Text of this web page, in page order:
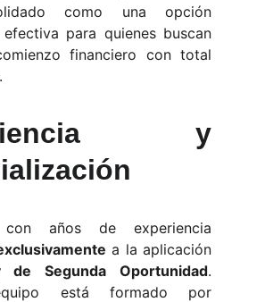
como una opción
para quienes buscan
financiero con total
y
con años de experiencia
a la aplicación
de Segunda Oportunidad.
está formado por